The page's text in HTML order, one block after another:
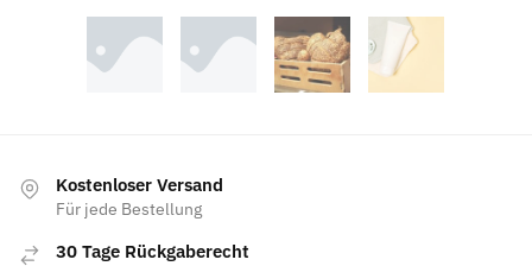
Kostenloser Versand
Für jede Bestellung
30 Tage Rückgaberecht